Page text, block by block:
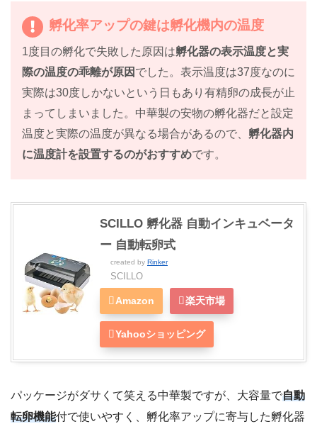
孵化率アップの鍵は孵化機内の温度
1度目の孵化で失敗した原因は孵化器の表示温度と実
際の温度の乖離が原因 でした。表示温度は37度なのに
実際は30度しかないという日もあり有精卵の成長が止
まってしまいました。中華製の安物の孵化器だと設定
温度と実際の温度が異なる場合があるので、 孵化器内
に温度計を設置するのがおすすめです。
SCILLO 孵化器 自動インキュベータ
ー 自動転卵式
created by Rinker
SCILLO
Amazon 楽天市場
Yahooショッピング
パッケージがダサくて笑える中華製ですが、大容量で自動
転卵機能付で使いやすく、孵化率アップに寄与した孵化器